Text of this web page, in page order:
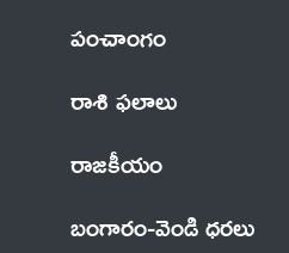
పంచాంగం
రాశి ఫలాలు
రాజకీయం
బంగారం-వెండి ధరలు